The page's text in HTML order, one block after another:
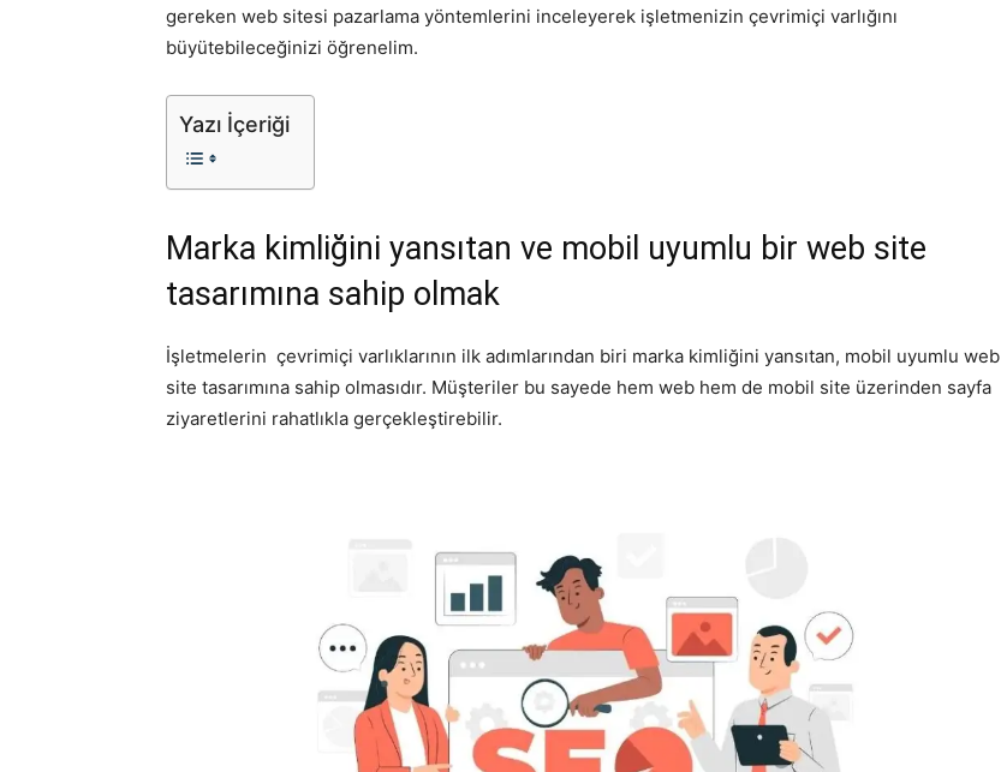
UI/UX
gereken web sitesi pazarlama yöntemlerini inceleyerek işletmenizin çevrimiçi varlığını
büyütebileceğinizi öğrenelim.
Yazı İçeriği
Marka kimliğini yansıtan ve mobil uyumlu bir web site
tasarımına sahip olmak
İşletmelerin çevrimiçi varlıklarının ilk adımlarından biri marka kimliğini yansıtan, mobil uyumlu web
site tasarımına sahip olmasıdır. Müşteriler bu sayede hem web hem de mobil site üzerinden sayfa
ziyaretlerini rahatlıkla gerçekleştirebilir.